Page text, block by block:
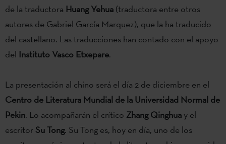
de la traductora Huang Yehua (traductora entre otros
autores de Gabriel García Marquez), que la ha traducido
del castellano. Las traducciones han contado con el apoyo
del Instituto Vasco Etxepare.
La presentación al chino será el día 2 de diciembre en el
Centro de Literatura Mundial de la Universidad Normal de
Pekin. Lo acompañarán el crítico Zhang Qinghua y el
escritor Su Tong. Su Tong es, hoy en día, uno de los